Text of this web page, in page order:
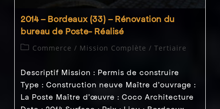
2014 – Bordeaux (33) – Rénovation du
bureau de Poste- Réalisé
PostCommerce / Mission Complète / Tertiaire
Descriptif Mission : Permis de construire
Type : Construction neuve Maître d'ouvrage :
La Poste Maître d’œuvre : Coco Architecture